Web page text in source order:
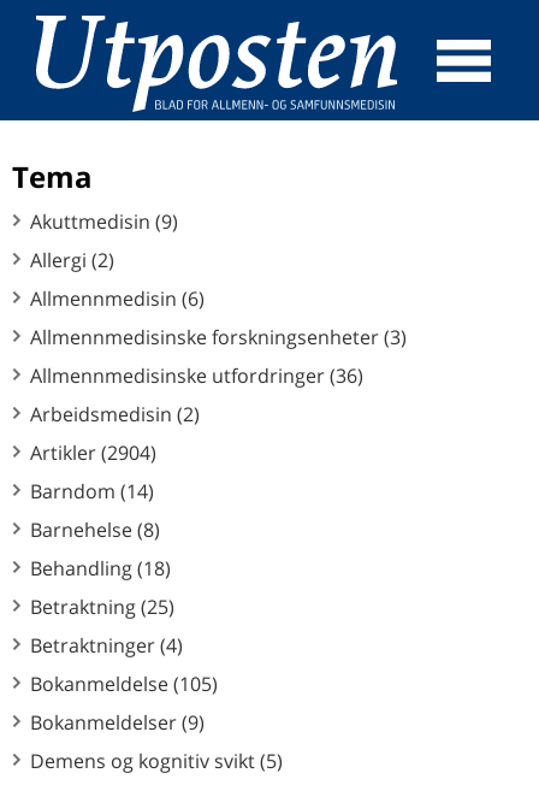
☰
Tema
Akuttmedisin (9)
Allergi (2)
Allmennmedisin (6)
Allmennmedisinske forskningsenheter (3)
Allmennmedisinske utfordringer (36)
Arbeidsmedisin (2)
Artikler (2904)
Barndom (14)
Barnehelse (8)
Behandling (18)
Betraktning (25)
Betraktninger (4)
Bokanmeldelse (105)
Bokanmeldelser (9)
Demens og kognitiv svikt (5)